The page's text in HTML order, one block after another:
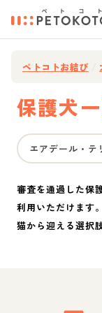
ペトコトお結び
保護犬
エアデール・テ
審査を通過した保
利用いただけます
猫から迎える選択